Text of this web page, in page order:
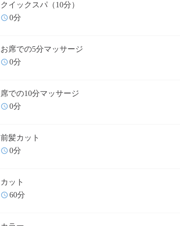
クイックスパ（10分）
0分
お席での5分マッサージ
0分
席での10分マッサージ
0分
前髪カット
0分
カット
60分